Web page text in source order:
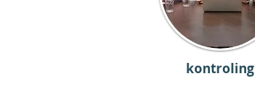
kontroling